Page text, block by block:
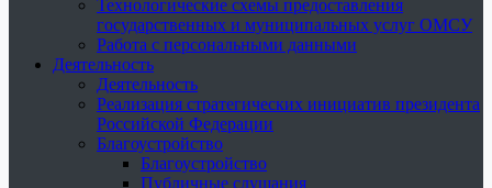
Технологические схемы предоставления
государственных и муниципальных услуг ОМСУ
Работа с персональными данными
Деятельность
Деятельность
Реализация стратегических инициатив президента
Российской Федерации
Благоустройство
Благоустройство
Публичные слушания